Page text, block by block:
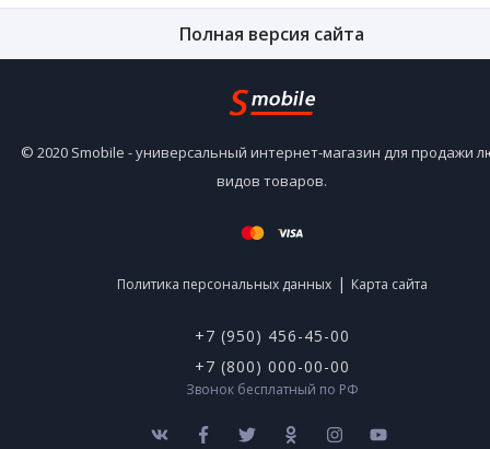
Полная версия сайта
© 2020 Smobile - универсальный интернет-магазин для продажи
видов товаров.
Политика персональных данных | Карта сайта
+7 (950) 456-45-00
+7 (800) 000-00-00
Звонок бесплатный по РФ